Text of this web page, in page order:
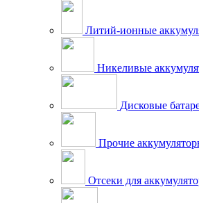
Литий-ионные
Никеливые
Дисковые
Прочие
Отсеки для